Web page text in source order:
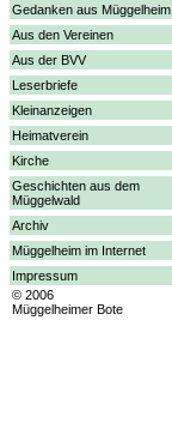
Gedanken aus Müggelheim
Aus den Vereinen
Aus der BVV
Leserbriefe
Kleinanzeigen
Heimatverein
Kirche
Geschichten aus dem
Müggelwald
Archiv
Müggelheim im Internet
Impressum
© 2006
Müggelheimer Bote